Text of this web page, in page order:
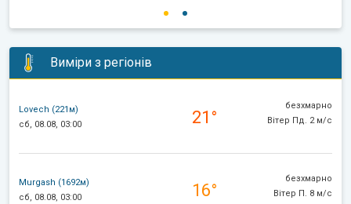
Виміри з регіонів
Lovech (221м)
сб, 08.08, 03:00
21°
безхмарно
Вітер Пд. 2 м/с
Murgash (1692м)
сб, 08.08, 03:00
16°
безхмарно
Вітер П. 8 м/с